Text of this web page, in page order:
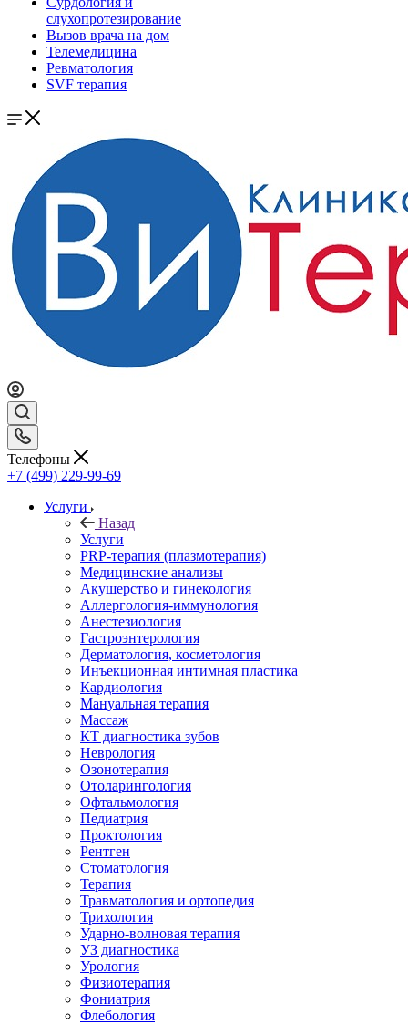
слухопротезирование
Вызов врача на дом
Телемедицина
Ревматология
SVF терапия
Телефоны
+7 (499) 229-99-69
Услуги
Назад
Услуги
PRP-терапия (плазмотерапия)
Медицинские анализы
Акушерство и гинекология
Аллергология-иммунология
Анестезиология
Гастроэнтерология
Дерматология, косметология
Инъекционная интимная пластика
Кардиология
Мануальная терапия
Массаж
КТ диагностика зубов
Неврология
Озонотерапия
Отоларингология
Офтальмология
Педиатрия
Проктология
Рентген
Стоматология
Терапия
Травматология и ортопедия
Трихология
Ударно-волновая терапия
УЗ диагностика
Урология
Физиотерапия
Фониатрия
Флебология